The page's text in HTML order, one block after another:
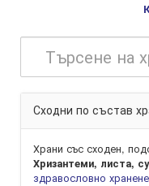
Сходни по състав
Храни със сходен,
Хризантеми, листа,
здравословно хранене